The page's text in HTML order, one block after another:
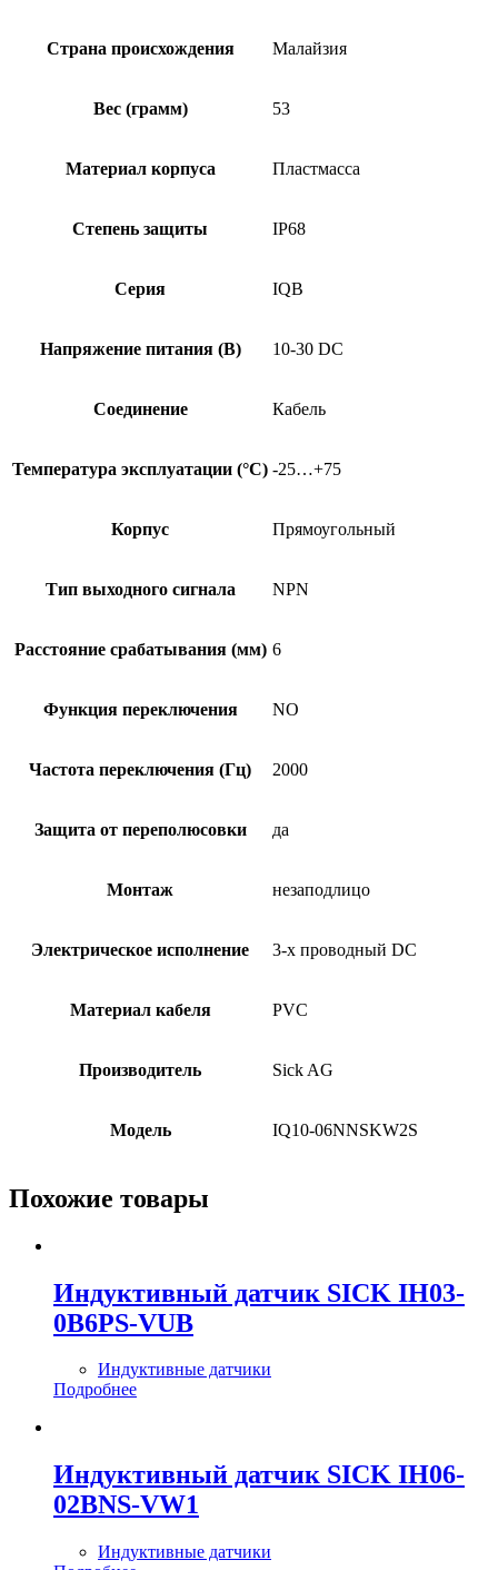
Страна происхождения Малайзия
Вес (грамм) 53
Материал корпуса Пластмасса
Степень защиты IP68
Серия IQB
Напряжение питания (В) 10-30 DC
Соединение Кабель
Температура эксплуатации (°C) -25…+75
Корпус Прямоугольный
Тип выходного сигнала NPN
Расстояние срабатывания (мм) 6
Функция переключения NO
Частота переключения (Гц) 2000
Защита от переполюсовки да
Монтаж незаподлицо
Электрическое исполнение 3-х проводный DC
Материал кабеля PVC
Производитель Sick AG
Модель IQ10-06NNSKW2S
Похожие товары
Индуктивный датчик SICK IH03-
0B6PS-VUB
Индуктивные датчики
Подробнее
Индуктивный датчик SICK IH06-
02BNS-VW1
Индуктивные датчики